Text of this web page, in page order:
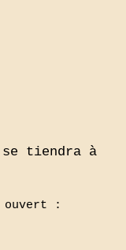
tiendra à
ouvert :